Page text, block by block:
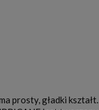
prosty, gładki